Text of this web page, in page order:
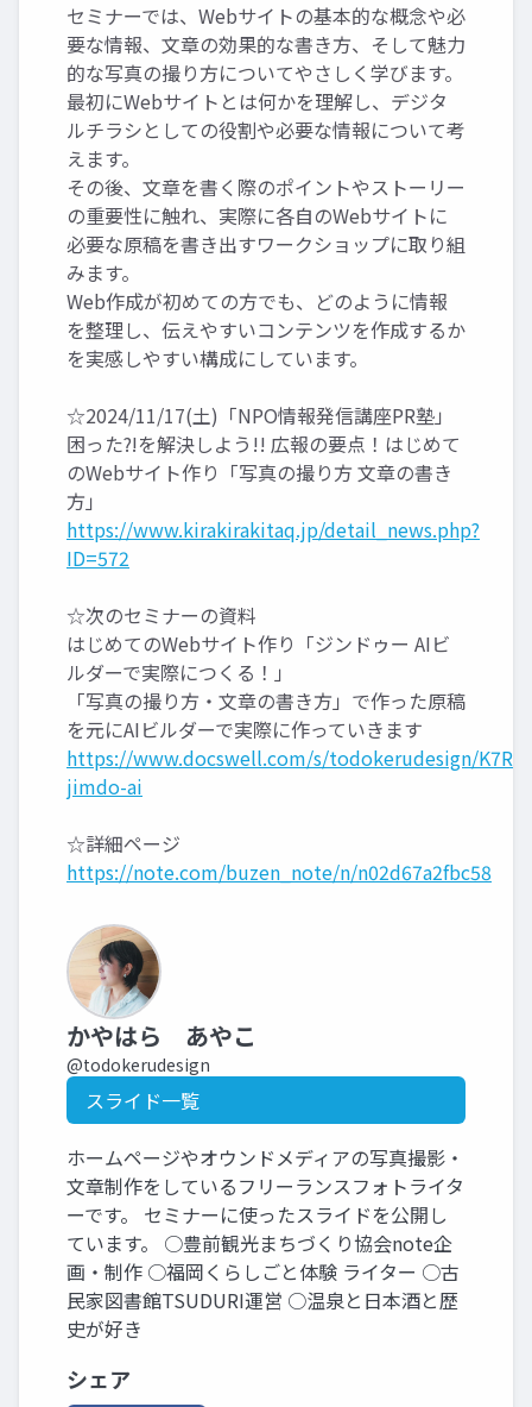
セミナーでは、Webサイトの基本的な概念や必
要な情報、文章の効果的な書き方、そして魅力
的な写真の撮り方についてやさしく学びます。
最初にWebサイトとは何かを理解し、デジタ
ルチラシとしての役割や必要な情報について考
えます。
その後、文章を書く際のポイントやストーリー
の重要性に触れ、実際に各自のWebサイトに
必要な原稿を書き出すワークショップに取り組
みます。
Web作成が初めての方でも、どのように情報
を整理し、伝えやすいコンテンツを作成するか
を実感しやすい構成にしています。
☆2024/11/17(土)「NPO情報発信講座PR塾」
困った⁈を解決しよう!! 広報の要点！はじめて
のWebサイト作り「写真の撮り方 文章の書き
方」
https://www.kirakirakitaq.jp/detail_news.php?
ID=572
☆次のセミナーの資料
はじめてのWebサイト作り「ジンドゥー AIビ
ルダーで実際につくる！」
「写真の撮り方・文章の書き方」で作った原稿
を元にAIビルダーで実際に作っていきます
https://www.docswell.com/s/todokerudesign/
jimdo-ai
☆詳細ページ
https://note.com/buzen_note/n/n02d67a2fbc58
かやはら あやこ
@todokerudesign
スライド一覧
ホームページやオウンドメディアの写真撮影・
文章制作をしているフリーランスフォトライタ
ーです。 セミナーに使ったスライドを公開し
ています。 ○豊前観光まちづくり協会note企
画・制作 ○福岡くらしごと体験 ライター ○古
民家図書館TSUDURI運営 ○温泉と日本酒と歴
史が好き
シェア